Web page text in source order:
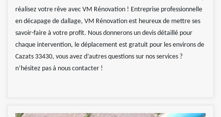
réalisez votre rêve avec VM Rénovation ! Entreprise professionnelle
en décapage de dallage, VM Rénovation est heureux de mettre ses
savoir-faire à votre profit. Nous donnerons un devis détaillé pour
chaque intervention, le déplacement est gratuit pour les environs de
Cazats 33430, vous avez d’autres questions sur nos services ?
n’hésitez pas à nous contacter !